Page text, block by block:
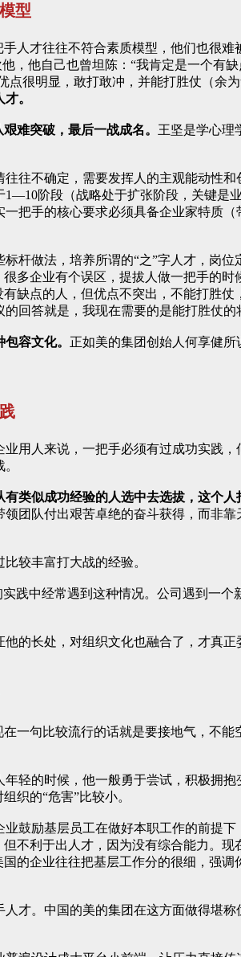
型
人才往往不符合素质模型，他们也很难
，他自己也曾坦陈：“我肯定是一个有
很明显，敢打敢冲，并能打胜仗（余
。
难突破，最后一战成名。 王坚是学心理
往不确定，需要发挥人的主观能动性
阶段（战略处于扩张阶段，关键是
把手的核心要求必须具备企业家特质（
杆做法，培养所谓的“之”字人才，岗
多企业有个误区，提拔人做一把手的时
缺点的人，但优点不突出，不能打胜
回答就是，我现在需要的是能打胜仗的
容文化。 正如美的集团创始人何享健
用人来说，一把手必须有过成功实践
类似成功经验的人选中去选拔，这个
团队付出艰苦卓绝的奋斗获得，而非
较丰富打大战的经验。
践中经常遇到这种情况。公司遇到一
的长处，对组织文化也融合了，才真正
一句比较流行的话就是要接地气，不
轻的时候，他一般勇于尝试，积极拥
织的“危害”比较小。
鼓励基层员工在做好本职工作的前提
不利于出人才，因为没有综合能力。
的企业往往把基层工作分的很细，强调
才。中国的美的集团在这方面做得堪